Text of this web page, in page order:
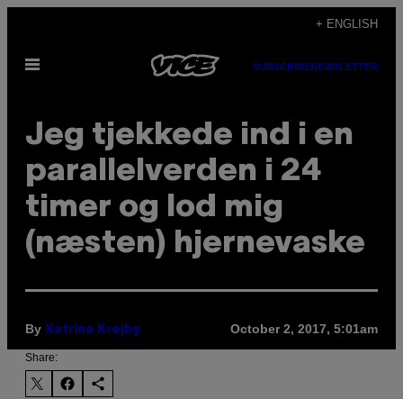
content
+ ENGLISH
Open
SUBSCRIBENEWSLETTER
Jeg tjekkede ind i en
parallelverden i 24
timer og lod mig
(næsten) hjernevaske
By Katrine Krøjby October 2, 2017, 5:01am
Share: